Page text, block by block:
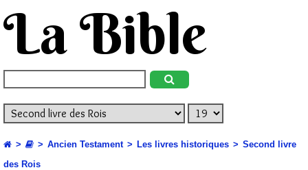
La Bible
Ancien Testament Les livres historiques
Second livre
des Rois